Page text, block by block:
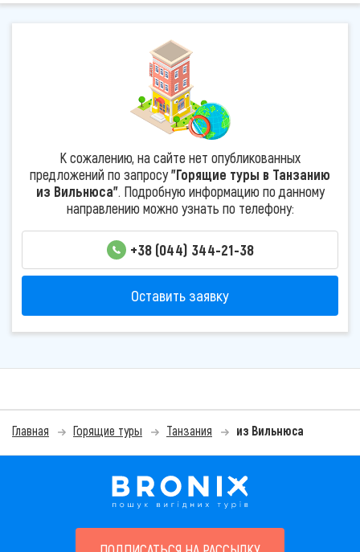
К сожалению, на сайте нет опубликованных
предложений по запросу"Горящие туры в Танзанию
из Вильнюса". Подробную информацию по данному
направлению можно узнать по телефону:
+38 (044) 344-21-38
Оставить заявку
Главная Горящие туры Танзания из Вильнюса